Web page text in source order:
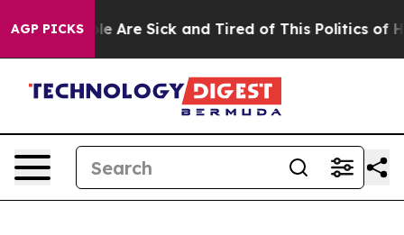
AGP PICKS
“People Are Sick and Tired of This Politics of